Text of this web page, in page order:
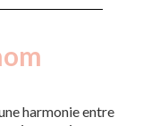
harmonie entre